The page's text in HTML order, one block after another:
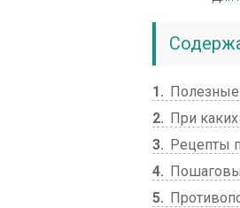
1
Полезные
2
При
3
Рецепты
4
5